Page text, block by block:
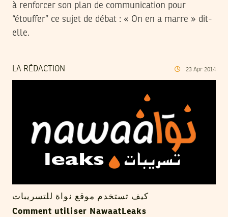
à renforcer son plan de communication pour
“étouffer” ce sujet de débat : « On en a marre » dit-
elle.
LA RÉDACTION 23 Apr 2014
كيف تستخدم موقع نواة للتسريبات
Comment utiliser NawaatLeaks